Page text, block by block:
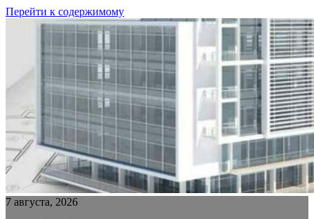
Перейти к содержимому
7 августа, 2026